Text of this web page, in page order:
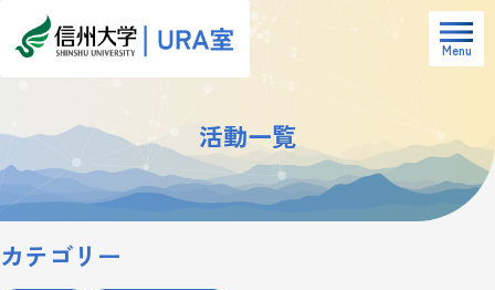
Menu
活動一覧
カテゴリー